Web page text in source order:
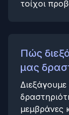
τοίχοι
Πώς
μας
Διεξάγουμε
μεμβράνες